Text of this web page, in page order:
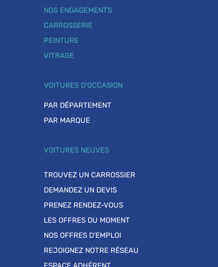
NOS ENGAGEMENTS
CARROSSERIE
PEINTURE
VITRAGE
VOITURES D'OCCASION
PAR DÉPARTEMENT
PAR MARQUE
VOITURES NEUVES
TROUVEZ UN CARROSSIER
DEMANDEZ UN DEVIS
PRENEZ RENDEZ-VOUS
LES OFFRES DU MOMENT
NOS OFFRES D'EMPLOI
REJOIGNEZ NOTRE RÉSEAU